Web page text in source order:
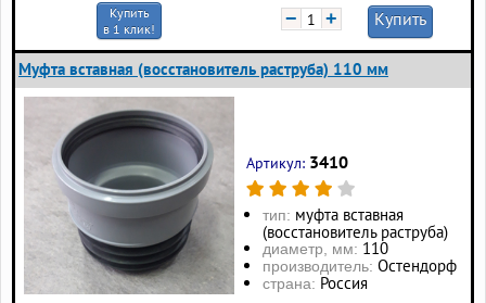
Купить
в 1 клик!
− + Купить
Муфта вставная (восстановитель раструба) 110 мм
Артикул: 3410
тип: муфта вставная
(восстановитель раструба)
диаметр, мм: 110
производитель: Остендорф
страна: Россия